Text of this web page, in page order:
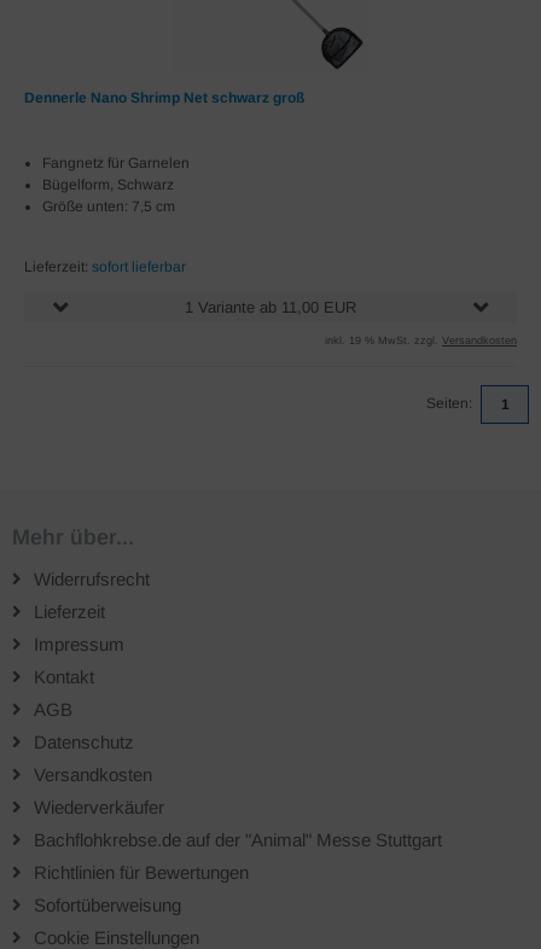
Dennerle Nano Shrimp Net schwarz groß
Fangnetz für Garnelen
Bügelform, Schwarz
Größe unten: 7,5 cm
Lieferzeit: sofort lieferbar
1 Variante ab 11,00 EUR
inkl. 19 % MwSt. zzgl. Versandkosten
Seiten: 1
Mehr über...
Widerrufsrecht
Lieferzeit
Impressum
Kontakt
AGB
Datenschutz
Versandkosten
Wiederverkäufer
Bachflohkrebse.de auf der "Animal" Messe Stuttgart
Richtlinien für Bewertungen
Sofortüberweisung
Cookie Einstellungen